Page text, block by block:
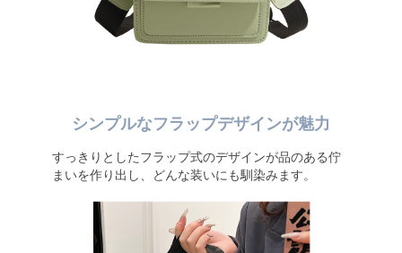
シンプルなフラップデザインが魅力
すっきりとしたフラップ式のデザインが品のある佇
まいを作り出し、どんな装いにも馴染みます。